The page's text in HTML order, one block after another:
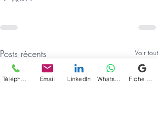
Posts récents Voir tout
Email LinkedIn